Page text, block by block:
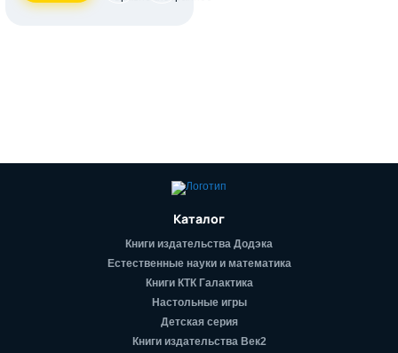
Каталог
Книги издательства Додэка
Естественные науки и математика
Книги КТК Галактика
Настольные игры
Детская серия
Книги издательства Век2